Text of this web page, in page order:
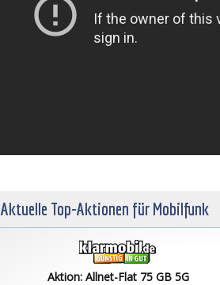
Aktuelle Top-Aktionen für Mobilfunk
Aktion: Allnet-Flat 75 GB 5G